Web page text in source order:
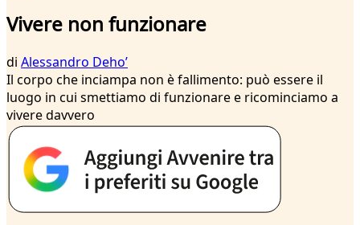
Vivere non funzionare
di Alessandro Dehoʼ
Il corpo che inciampa non è fallimento: può essere il
luogo in cui smettiamo di funzionare e ricominciamo a
vivere davvero